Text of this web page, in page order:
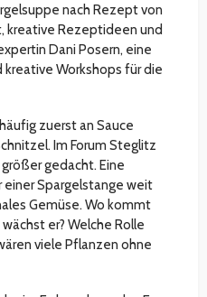
nach Rezept von
kreative Rezeptideen und
Dani Posern, eine
Workshops für die
zuerst an Sauce
Im Forum Steglitz
gedacht. Eine
einer Spargelstange weit
Gemüse. Wo kommt
er? Welche Rolle
viele Pflanzen ohne